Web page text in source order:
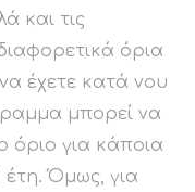
και τις
όρια
να έχετε κατά νου
μπορεί να
όριο για κάποια
έτη. Όμως, για